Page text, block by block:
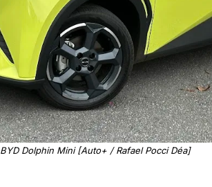
BYD Dolphin Mini [Auto+ / Rafael Pocci Déa]